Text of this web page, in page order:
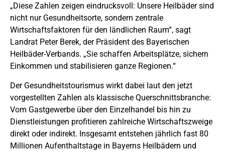
„Diese Zahlen zeigen eindrucksvoll: Unsere Heilbäder sind
nicht nur Gesundheitsorte, sondern zentrale
Wirtschaftsfaktoren für den ländlichen Raum“, sagt
Landrat Peter Berek, der Präsident des Bayerischen
Heilbäder-Verbands. „Sie schaffen Arbeitsplätze, sichern
Einkommen und stabilisieren ganze Regionen.“
Der Gesundheitstourismus wirkt dabei laut den jetzt
vorgestellten Zahlen als klassische Querschnittsbranche:
Vom Gastgewerbe über den Einzelhandel bis hin zu
Dienstleistungen profitieren zahlreiche Wirtschaftszweige
direkt oder indirekt. Insgesamt entstehen jährlich fast 80
Millionen Aufenthaltstage in Bayerns Heilbädern und